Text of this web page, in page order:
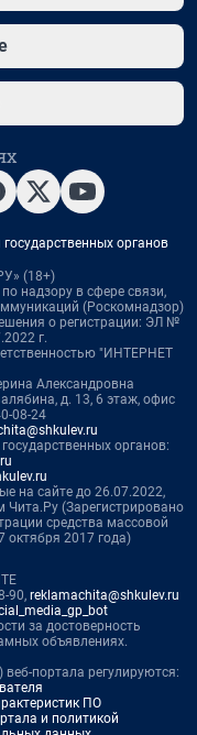
органов
(18+)
надзору в сфере связи,
(Роскомнадзор)
о регистрации: ЭЛ №
г.
"ИНТЕРНЕТ
Александровна
д. 13, 6 этаж, офис
08-24
органов:
на сайте до 26.07.2022,
(Зарегистрировано
средства массовой
2017 года)
90, reklamachita@shkulev.ru
за достоверность
объявлениях.
портала регулируются:
ПО
и политикой